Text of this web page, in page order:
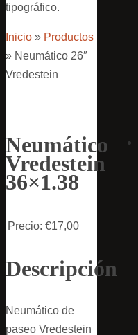
tipográfico.
Inicio » Productos
» Neumático 26″
Vredestein
Neumático
Vredestein
36×1.38
Precio: €17,00
Descripción
Neumático de
paseo Vredestein